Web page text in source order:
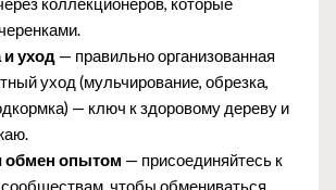
уход — правильно организованная
уход (мульчирование, обрезка,
— ключ к здоровому дереву и
обмен опытом — присоединяйтесь к
чтобы обмениваться